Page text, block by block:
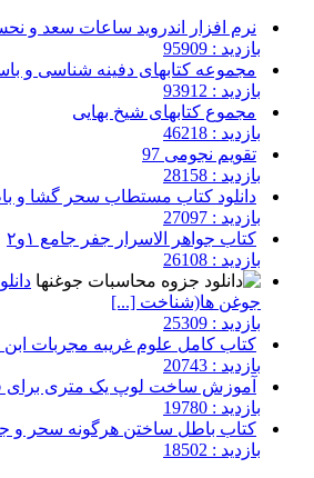
نرم افزار اندروید ساعات سعد و
بازدید : 95909
مجموعه کتابهای دفینه شناسی و
بازدید : 93912
مجموع کتابهای شیخ بهایی
بازدید : 46218
تقویم نجومی 97
بازدید : 28158
دانلود کتاب مستطاب سحر گشا و
بازدید : 27097
کتاب جواهر الاسرار جفر جامع ۱و۲
بازدید : 26108
جوغن ها(شناخت [...]
بازدید : 25309
کتاب کامل علوم غریبه مجربات ابن
بازدید : 20743
آموزش ساخت لوپ یک متری برای
بازدید : 19780
کتاب باطل ساختن هرگونه سحر و
بازدید : 18502